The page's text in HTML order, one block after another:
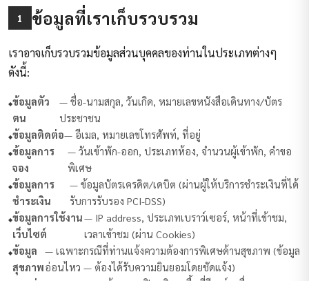
1 ข้อมูลที่เราเก็บรวบรวม
เราอาจเก็บรวบรวมข้อมูลส่วนบุคคลของท่านในประเภทต่างๆ
ดังนี้:
ข้อมูลตัว
ตน
— ชื่อ-นามสกุล, วันเกิด, หมายเลขหนังสือเดินทาง/บัตร
ประชาชน
ข้อมูลติดต่อ— อีเมล, หมายเลขโทรศัพท์, ที่อยู่
ข้อมูลการ
จอง
— วันเข้าพัก-ออก, ประเภทห้อง, จำนวนผู้เข้าพัก, คำขอ
พิเศษ
ข้อมูลการ
ชำระเงิน
— ข้อมูลบัตรเครดิต/เดบิต (ผ่านผู้ให้บริการชำระเงินที่ได้
รับการรับรอง PCI-DSS)
ข้อมูลการใช้งาน
เว็บไซต์
— IP address, ประเภทเบราว์เซอร์, หน้าที่เข้าชม,
เวลาเข้าชม (ผ่าน Cookies)
ข้อมูล
สุขภาพ
— เฉพาะกรณีที่ท่านแจ้งความต้องการพิเศษด้านสุขภาพ (ข้อมูล
อ่อนไหว — ต้องได้รับความยินยอมโดยชัดแจ้ง)